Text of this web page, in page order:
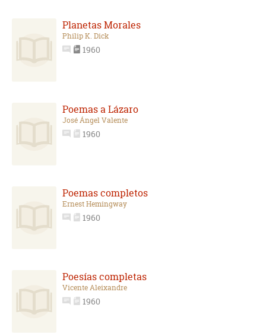
Planetas Morales
Philip K. Dick
1960
Poemas a Lázaro
José Ángel Valente
1960
Poemas completos
Ernest Hemingway
1960
Poesías completas
Vicente Aleixandre
1960